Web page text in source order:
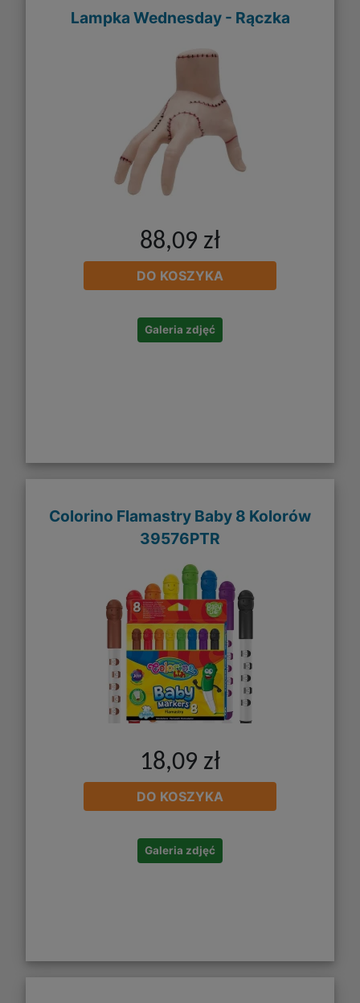
Lampka Wednesday - Rączka
88,09 zł
DO KOSZYKA
Galeria zdjęć
Colorino Flamastry Baby 8 Kolorów
39576PTR
18,09 zł
DO KOSZYKA
Galeria zdjęć